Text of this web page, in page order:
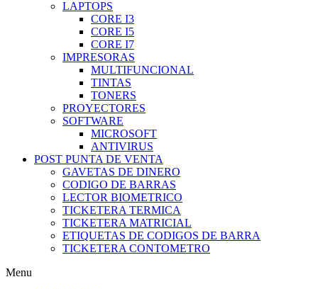
LAPTOPS
CORE I3
CORE I5
CORE I7
IMPRESORAS
MULTIFUNCIONAL
TINTAS
TONERS
PROYECTORES
SOFTWARE
MICROSOFT
ANTIVIRUS
POST PUNTA DE VENTA
GAVETAS DE DINERO
CODIGO DE BARRAS
LECTOR BIOMETRICO
TICKETERA TERMICA
TICKETERA MATRICIAL
ETIQUETAS DE CODIGOS DE BARRA
TICKETERA CONTOMETRO
Menu